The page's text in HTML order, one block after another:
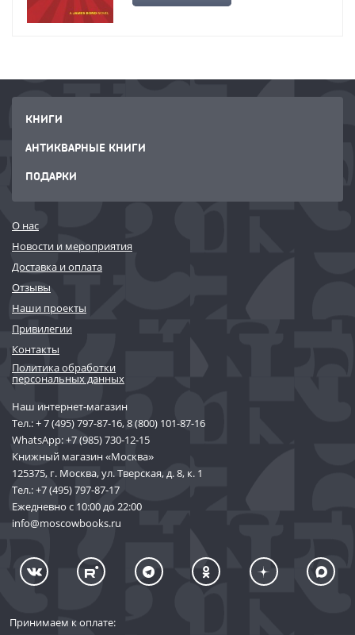
КНИГИ
АНТИКВАРНЫЕ КНИГИ
ПОДАРКИ
О нас
Новости и мероприятия
Доставка и оплата
Отзывы
Наши проекты
Привилегии
Контакты
Политика обработки
персональных данных
Наш интернет-магазин
Тел.:+ 7 (495) 797-87-16,8 (800) 101-87-16
WhatsApp:+7 (985) 730-12-15
Книжный магазин «Москва»
125375, г. Москва, ул. Тверская, д. 8, к. 1
Тел.:+7 (495) 797-87-17
Ежедневно с 10:00 до 22:00
info@moscowbooks.ru
Принимаем к оплате: